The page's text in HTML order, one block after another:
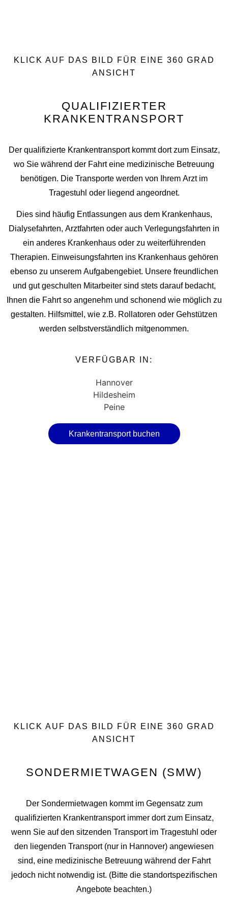
QUALIFIZIERTER
KRANKENTRANSPORT
Der qualifizierte Krankentransport kommt dort zum Einsatz,
wo Sie während der Fahrt eine medizinische Betreuung
benötigen. Die Transporte werden von Ihrem Arzt im
Tragestuhl oder liegend angeordnet.
Dies sind häufig Entlassungen aus dem Krankenhaus,
Dialysefahrten, Arztfahrten oder auch Verlegungsfahrten in
ein anderes Krankenhaus oder zu weiterführenden
Therapien. Einweisungsfahrten ins Krankenhaus gehören
ebenso zu unserem Aufgabengebiet. Unsere freundlichen
und gut geschulten Mitarbeiter sind stets darauf bedacht,
Ihnen die Fahrt so angenehm und schonend wie möglich zu
gestalten. Hilfsmittel, wie z.B. Rollatoren oder Gehstützen
werden selbstverständlich mitgenommen.
VERFÜGBAR IN:
Hannover
Hildesheim
Peine
Krankentransport buchen
KLICK AUF DAS BILD FÜR EINE 360 GRAD
ANSICHT
KLICK AUF DAS BILD FÜR EINE 360 GRAD
ANSICHT
SONDERMIETWAGEN (SMW)
Der Sondermietwagen kommt im Gegensatz zum
qualifizierten Krankentransport immer dort zum Einsatz,
wenn Sie auf den sitzenden Transport im Tragestuhl oder
den liegenden Transport (nur in Hannover) angewiesen
sind, eine medizinische Betreuung während der Fahrt
jedoch nicht notwendig ist. (Bitte die standortspezifischen
Angebote beachten.)